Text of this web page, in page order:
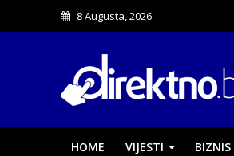
8 Augusta, 2026
HOME VIJESTI BIZNIS